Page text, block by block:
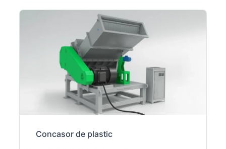
Concasor de plastic